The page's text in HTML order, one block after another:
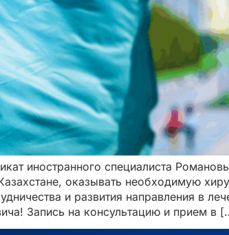
иностранного специалиста
оказывать необходимую
и развития направления в
Запись на консультацию и прием в